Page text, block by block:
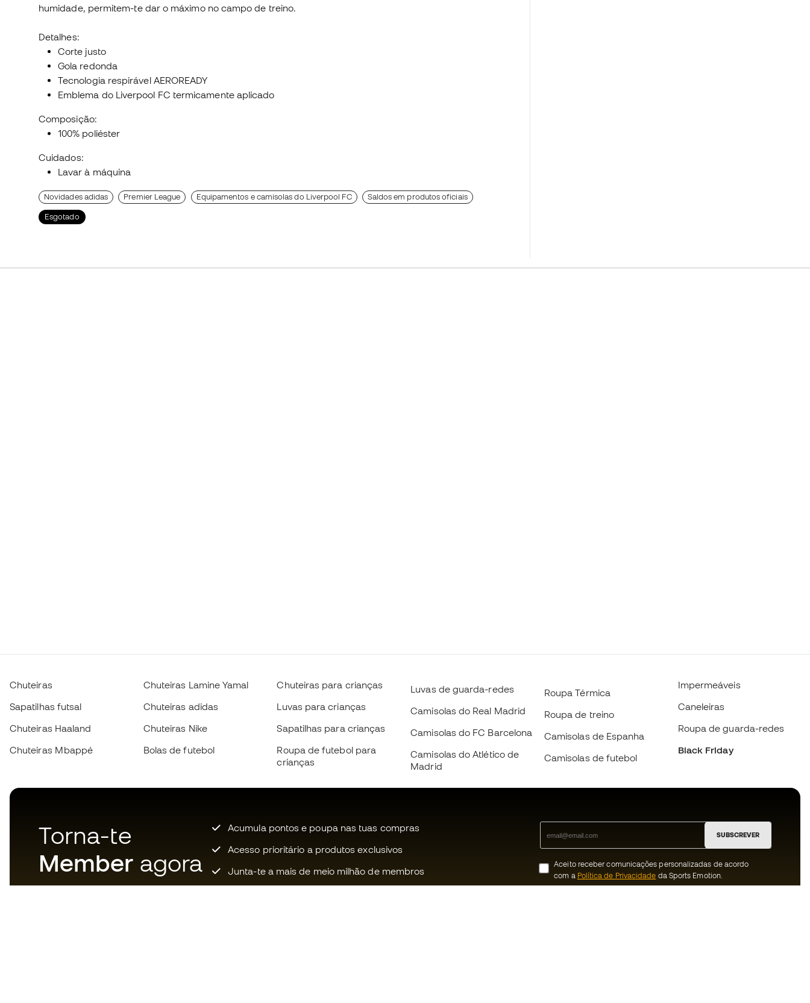
humidade, permitem-te dar o máximo no campo de treino.
Detalhes:
Corte justo
Gola redonda
Tecnologia respirável AEROREADY
Emblema do Liverpool FC termicamente aplicado
Composição:
100% poliéster
Cuidados:
Lavar à máquina
Novidades adidas Premier League Equipamentos e camisolas do Liverpool FC Saldos em produtos oficiais
Esgotado
Chuteiras
Sapatilhas futsal
Chuteiras Haaland
Chuteiras Mbappé
Chuteiras Lamine Yamal
Chuteiras adidas
Chuteiras Nike
Bolas de futebol
Chuteiras para crianças
Luvas para crianças
Sapatilhas para crianças
Roupa de futebol para
crianças
Luvas de guarda-redes
Camisolas do Real Madrid
Camisolas do FC Barcelona
Camisolas do Atlético de
Madrid
Roupa Térmica
Roupa de treino
Camisolas de Espanha
Camisolas de futebol
Impermeáveis
Caneleiras
Roupa de guarda-redes
Black Friday
Torna-te
Member agora
Acumula pontos e poupa nas tuas compras
Acesso prioritário a produtos exclusivos
Junta-te a mais de meio milhão de membros
SUBSCREVER
Aceito receber comunicações personalizadas de acordo
com a Política de Privacidade da Sports Emotion.